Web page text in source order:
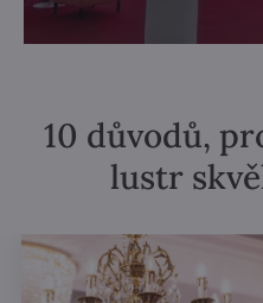
10 důvodů,
lustr